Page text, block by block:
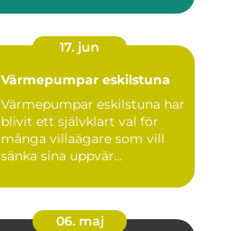
17. jun
Värmepumpar eskilstuna
Värmepumpar eskilstuna har
blivit ett självklart val för
många villaägare som vill
sänka sina uppvär...
06. maj